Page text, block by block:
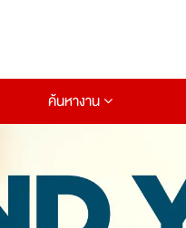
ค้นหางาน